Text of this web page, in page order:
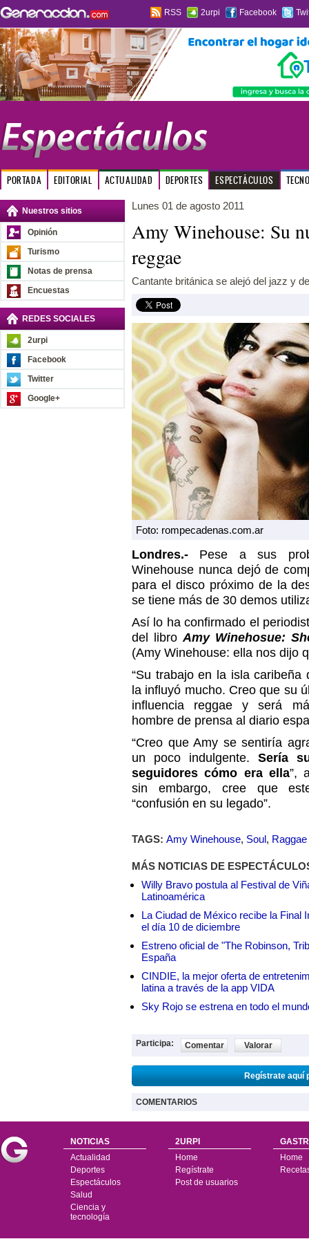
RSS 2urpi Facebook
PORTADA EDITORIAL ACTUALIDAD DEPORTES ESPECTÁCULOS
Nuestros sitios
Opinión
Turismo
Notas de prensa
Encuestas
REDES SOCIALES
2urpi
Facebook
Twitter
Google+
Lunes 01 de agosto 2011
Amy Winehouse: Su
reggae
Cantante británica se alejó del jazz y
Foto: rompecadenas.com.ar
Londres.- Pese a sus
Winehouse nunca dejó de
para el disco próximo de la
se tiene más de 30 demos
Así lo ha confirmado el
del libroAmy Winehosue:
(Amy Winehouse: ella nos dijo
“Su trabajo en la isla
la influyó mucho. Creo que su
influencia reggae y será
hombre de prensa al diario
“Creo que Amy se sentiría
un poco indulgente. Sería
seguidores cómo era ella”,
sin embargo, cree que
“confusión en su legado”.
TAGS: Amy Winehouse, Soul, Raggae
MÁS NOTICIAS DE
Willy Bravo postula al Festival de
Latinoamérica
La Ciudad de México recibe la Final
el día 10 de diciembre
Estreno oficial de "The Robinson,
España
CINDIE, la mejor oferta de
latina a través de la app VIDA
Sky Rojo se estrena en todo el
Participa: Comentar Valorar
Regístrate aquí
COMENTARIOS
NOTICIAS
Actualidad
Deportes
Espectáculos
Salud
Ciencia y
tecnología
2URPI
Home
Regístrate
Post de usuarios
Home